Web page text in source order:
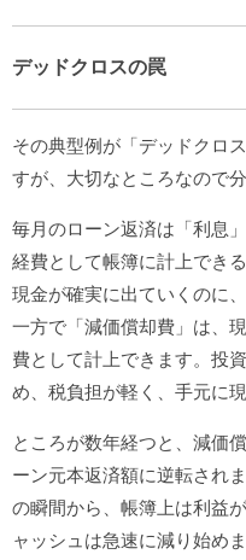
デッドクロスの罠
その典型例が「デッドクロ
すが、大切なところなので
毎月のローン返済は「利息
経費として帳簿に計上でき
現金が確実に出ていくのに
一方で「減価償却費」は、
費として計上できます。投
め、税負担が軽く、手元に
ところが数年経つと、減価
ーン元本返済額に逆転され
の瞬間から、帳簿上は利益
ャッシュは急速に減り始め